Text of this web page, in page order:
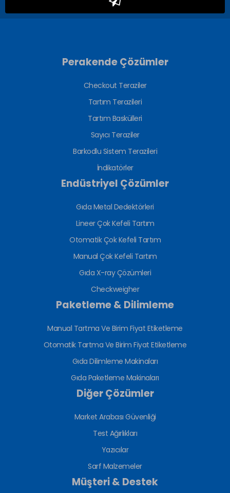
Perakende Çözümler
Checkout Teraziler
Tartım Terazileri
Tartım Baskülleri
Sayıcı Teraziler
Barkodlu Sistem Terazileri
İndikatörler
Endüstriyel Çözümler
Gıda Metal Dedektörleri
Lineer Çok Kefeli Tartım
Otomatik Çok Kefeli Tartım
Manual Çok Kefeli Tartım
Gıda X-ray Çözümleri
Checkweigher
Paketleme & Dilimleme
Manual Tartma Ve Birim Fiyat Etiketleme
Otomatik Tartma Ve Birim Fiyat Etiketleme
Gıda Dilimleme Makinaları
Gıda Paketleme Makinaları
Diğer Çözümler
Market Arabası Güvenliği
Test Ağırlıkları
Yazıcılar
Sarf Malzemeler
Müşteri & Destek